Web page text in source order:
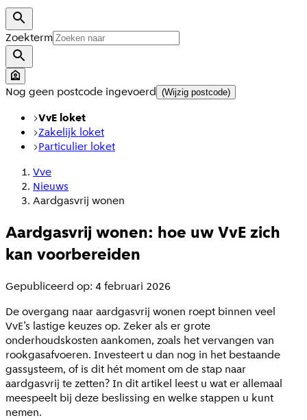
Zoekterm
Nog geen postcode ingevoerd (Wijzig postcode)
VvE loket
Zakelijk loket
Particulier loket
Vve
Nieuws
Aardgasvrij wonen
Aardgasvrij wonen: hoe uw VvE zich
kan voorbereiden
Gepubliceerd op: 4 februari 2026
De overgang naar aardgasvrij wonen roept binnen veel
VvE’s lastige keuzes op. Zeker als er grote
onderhoudskosten aankomen, zoals het vervangen van
rookgasafvoeren. Investeert u dan nog in het bestaande
gassysteem, of is dit hét moment om de stap naar
aardgasvrij te zetten? In dit artikel leest u wat er allemaal
meespeelt bij deze beslissing en welke stappen u kunt
nemen.